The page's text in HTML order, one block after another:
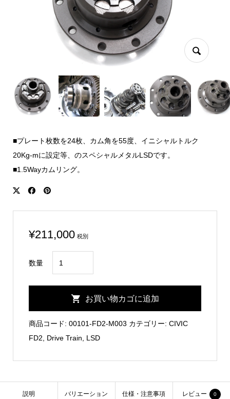
■プレート枚数を24枚、カム角を55度、イニシャルトルク
20Kg-mに設定等、のスペシャルメタルLSDです。
■1.5Wayカムリング。
¥211,000 税別
数量
FD2
New
Metal
お買い物カゴに追加
商品コード: 00101-FD2-M003 カテゴリー: CIVIC
FD2
Drive Train LSD
説明 バリエーション 仕様・注意事項 レビュー 0